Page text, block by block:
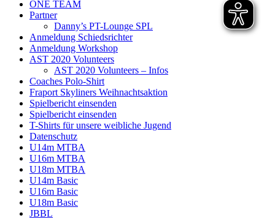
ONE TEAM
Partner
Danny’s PT-Lounge SPL
Anmeldung Schiedsrichter
Anmeldung Workshop
AST 2020 Volunteers
AST 2020 Volunteers – Infos
Coaches Polo-Shirt
Fraport Skyliners Weihnachtsaktion
Spielbericht einsenden
Spielbericht einsenden
T-Shirts für unsere weibliche Jugend
Datenschutz
U14m MTBA
U16m MTBA
U18m MTBA
U14m Basic
U16m Basic
U18m Basic
JBBL